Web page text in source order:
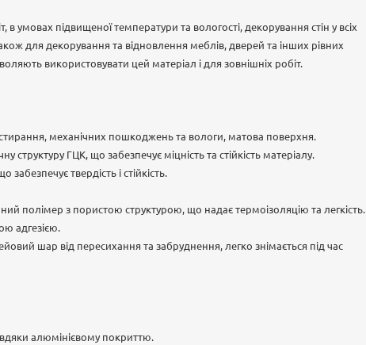
умовах підвищеної температури та вологості, декорування стін у всіх
для декорування та відновлення меблів, дверей та інших рівних
використовувати цей матеріал і для зовнішніх робіт.
механічних пошкоджень та вологи, матова поверхня.
структуру ГЦК, що забезпечує міцність та стійкість матеріалу.
забезпечує твердість і стійкість.
полімер з пористою структурою, що надає термоізоляцію та легкість.
адгезією.
шар від пересихання та забруднення, легко знімається під час
алюмінієвому покриттю.